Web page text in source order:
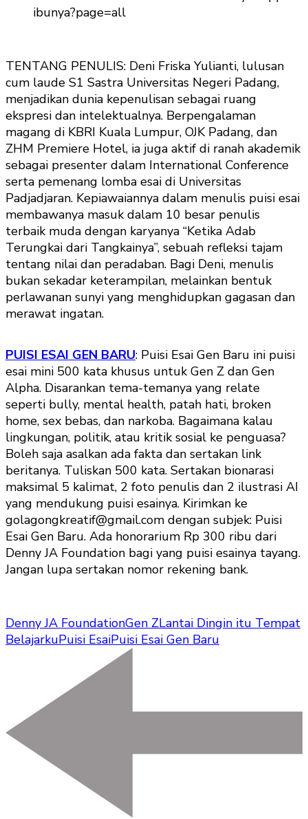
ibunya?page=all
TENTANG PENULIS: Deni Friska Yulianti, lulusan
cum laude S1 Sastra Universitas Negeri Padang,
menjadikan dunia kepenulisan sebagai ruang
ekspresi dan intelektualnya. Berpengalaman
magang di KBRI Kuala Lumpur, OJK Padang, dan
ZHM Premiere Hotel, ia juga aktif di ranah akademik
sebagai presenter dalam International Conference
serta pemenang lomba esai di Universitas
Padjadjaran. Kepiawaiannya dalam menulis puisi esai
membawanya masuk dalam 10 besar penulis
terbaik muda dengan karyanya “Ketika Adab
Terungkai dari Tangkainya”, sebuah refleksi tajam
tentang nilai dan peradaban. Bagi Deni, menulis
bukan sekadar keterampilan, melainkan bentuk
perlawanan sunyi yang menghidupkan gagasan dan
merawat ingatan.
PUISI ESAI GEN BARU: Puisi Esai Gen Baru ini puisi
esai mini 500 kata khusus untuk Gen Z dan Gen
Alpha. Disarankan tema-temanya yang relate
seperti bully, mental health, patah hati, broken
home, sex bebas, dan narkoba. Bagaimana kalau
lingkungan, politik, atau kritik sosial ke penguasa?
Boleh saja asalkan ada fakta dan sertakan link
beritanya. Tuliskan 500 kata. Sertakan bionarasi
maksimal 5 kalimat, 2 foto penulis dan 2 ilustrasi AI
yang mendukung puisi esainya. Kirimkan ke
golagongkreatif@gmail.com dengan subjek: Puisi
Esai Gen Baru. Ada honorarium Rp 300 ribu dari
Denny JA Foundation bagi yang puisi esainya tayang.
Jangan lupa sertakan nomor rekening bank.
Denny JA FoundationGen ZLantai Dingin itu Tempat
BelajarkuPuisi EsaiPuisi Esai Gen Baru